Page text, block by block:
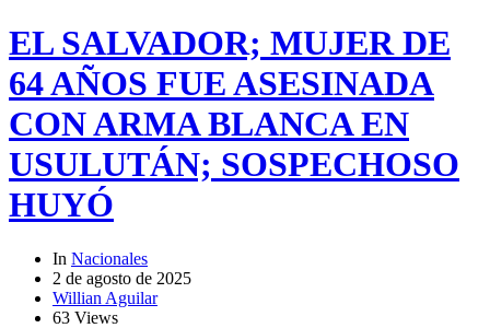
EL SALVADOR; MUJER DE
64 AÑOS FUE ASESINADA
CON ARMA BLANCA EN
USULUTÁN; SOSPECHOSO
HUYÓ
In Nacionales
2 de agosto de 2025
Willian Aguilar
63 Views